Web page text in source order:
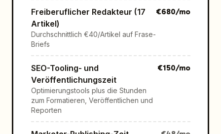
Freiberuflicher Redakteur (17
Artikel)
Durchschnittlich €40/Artikel auf Frase-
Briefs
€680/mo
SEO-Tooling- und
Veröffentlichungszeit
Optimierungstools plus die Stunden
zum Formatieren, Veröffentlichen und
Reporten
€150/mo